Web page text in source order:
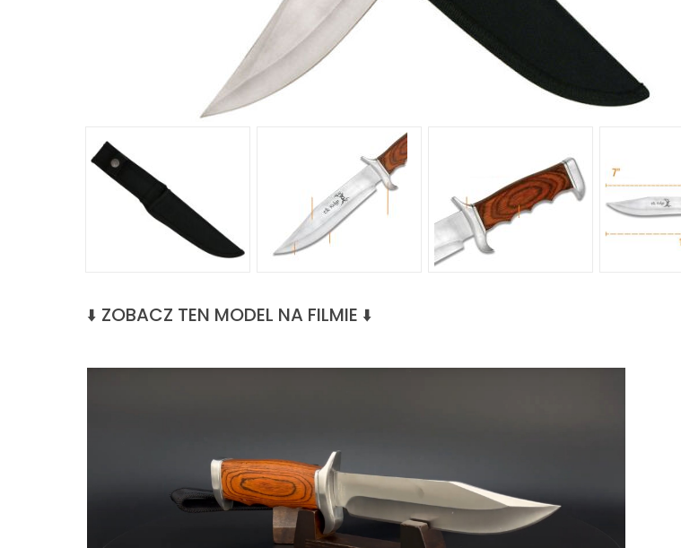
⬇️ ZOBACZ TEN MODEL NA FILMIE ⬇️